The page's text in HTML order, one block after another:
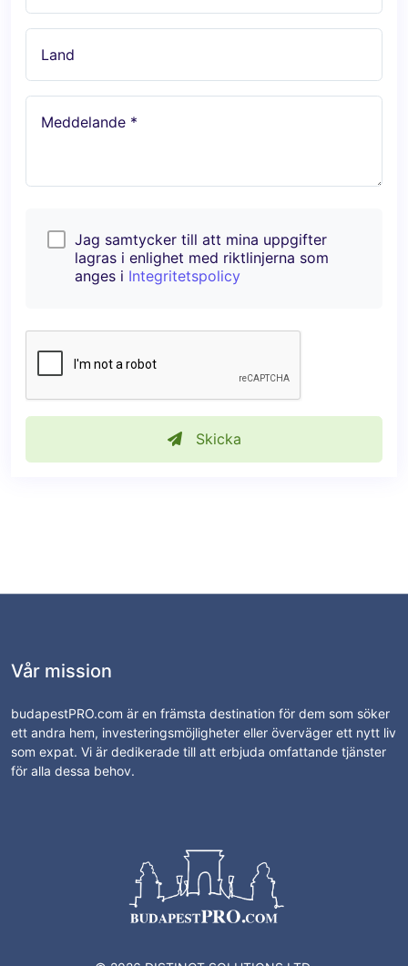
Land
Meddelande *
Jag samtycker till att mina uppgifter
lagras i enlighet med riktlinjerna som
anges i Integritetspolicy
Skicka
Vår mission
budapestPRO.com är en främsta destination för dem som söker
ett andra hem, investeringsmöjligheter eller överväger ett nytt liv
som expat. Vi är dedikerade till att erbjuda omfattande tjänster
för alla dessa behov.